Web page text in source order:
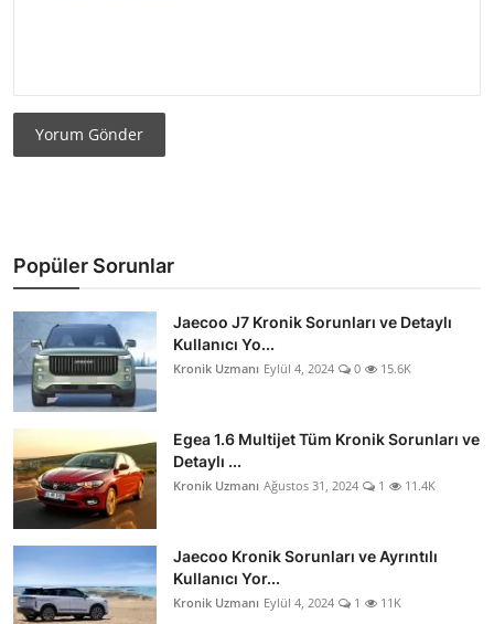
Yorum Gönder
Popüler Sorunlar
Jaecoo J7 Kronik Sorunları ve Detaylı
Kullanıcı Yo...
Kronik Uzmanı Eylül 4, 2024 0 15.6K
Egea 1.6 Multijet Tüm Kronik Sorunları ve
Detaylı ...
Kronik Uzmanı Ağustos 31, 2024 1 11.4K
Jaecoo Kronik Sorunları ve Ayrıntılı
Kullanıcı Yor...
Kronik Uzmanı Eylül 4, 2024 1 11K